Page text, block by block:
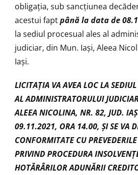
obligaţia, sub sancţiunea
acestui faptpână la data de
la sediul procesual ales al
judiciar, din Mun. Iași, Aleea
Iași.
LICITAŢIA VA AVEA LOC LA
AL ADMINISTRATORULUI
ALEEA NICOLINA, NR. 82, JUD.
09.11.2021, ORA 14.00, ŞI SE VA
CONFORMITATE CU
PRIVIND PROCEDURA
HOTĂRÂRILOR ADUNĂRII